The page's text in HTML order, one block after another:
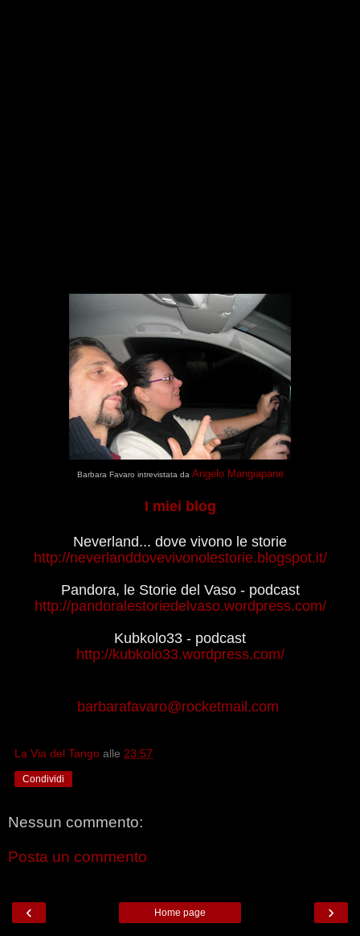
Barbara Favaro intrevistata da Angelo Mangiapane
I miei blog
Neverland... dove vivono le storie
http://neverlanddovevivonolestorie.blogspot.it/
Pandora, le Storie del Vaso - podcast
http://pandoralestoriedelvaso.wordpress.com/
Kubkolo33 - podcast
http://kubkolo33.wordpress.com/
barbarafavaro@rocketmail.com
La Via del Tango alle 23:57
Condividi
Nessun commento:
Posta un commento
‹ ›
Home page